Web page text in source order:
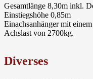
Gesamtlänge 8,30m inkl.
Einstiegshöhe 0,85m
Einachsanhänger mit
Achslast von 2700kg.
Diverses